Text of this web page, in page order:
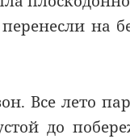
на
Все лето
до